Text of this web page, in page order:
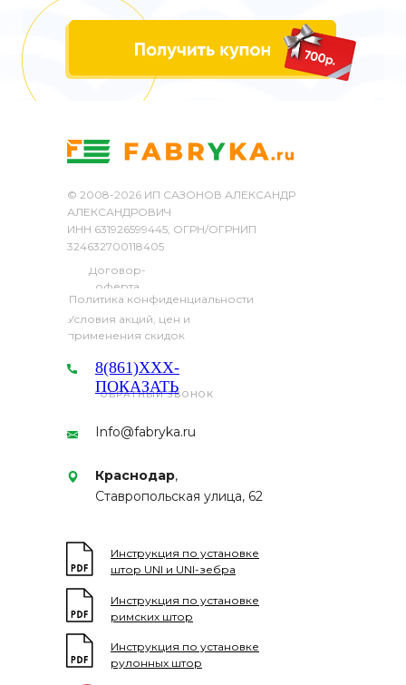
ОБРАТНЫЙ ЗВОНОК
Info@fabryka.ru
Краснодар,
Ставропольская улица, 62
© 2008-2026 ИП САЗОНОВ АЛЕКСАНДР
АЛЕКСАНДРОВИЧ
ИНН 631926599445, ОГРН/ОГРНИП
324632700118405
Договор-
оферта
Политика конфиденциальности
Условия акций, цен и
применения скидок
8(861)XXX-
ПОКАЗАТЬ
+7 (861) 207-25-68
Инструкция по установке
рулонных штор
Инструкция по установке
римских штор
Инструкция по установке
штор UNI и UNI-зебра